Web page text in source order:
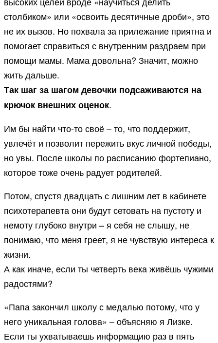
столбиком» или «освоить десятичные дроби», это
не их вызов. Но похвала за прилежание приятна и
помогает справиться с внутренним раздраем при
помощи мамы. Мама довольна? Значит, можно
жить дальше.
Так шаг за шагом девочки подсаживаются на
крючок внешних оценок.
Им бы найти что-то своё – то, что поддержит,
увлечёт и позволит пережить вкус личной победы,
но увы. После школы по расписанию фортепиано,
которое тоже очень радует родителей.
Потом, спустя двадцать с лишним лет в кабинете
психотерапевта они будут сетовать на пустоту и
немоту глубоко внутри – я себя не слышу, не
понимаю, что меня греет, я не чувствую интереса к
жизни.
А как иначе, если ты четверть века живёшь чужими
радостями?
«Папа закончил школу с медалью потому, что у
него уникальная голова» – объясняю я Лизке.
Если ты ухватываешь информацию раз в пять